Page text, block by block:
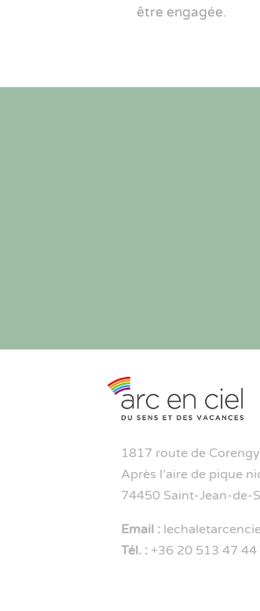
être engagée.
1817 route de Corengy
Après l’aire de pique
74450 Saint-Jean-de-
Email :
Tél. : +36 20 513 47